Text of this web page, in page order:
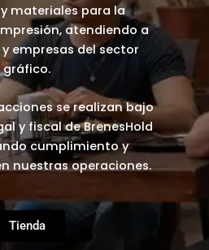
materiales para la
atendiendo a
empresas del sector
gráfico.
se realizan bajo
y fiscal de BrenesHold
cumplimiento y
nuestras operaciones.
Tienda